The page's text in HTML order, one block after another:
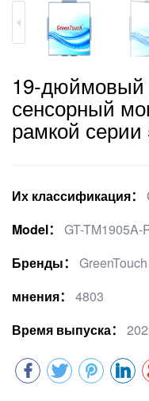
19-дюймовый
сенсорный
рамкой серии
Их классификация：
Model：
GT-TM1905A-
Бренды：
GreenTouch
мнения：
4803
Время выпуска：